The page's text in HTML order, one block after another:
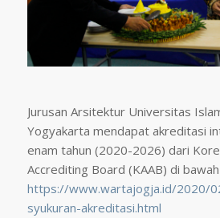
Jurusan Arsitektur Universitas
Yogyakarta mendapat akreditasi
enam tahun (2020-2026) dari
Accrediting Board (KAAB) di
https://www.wartajogja.id/2020/
syukuran-akreditasi.html